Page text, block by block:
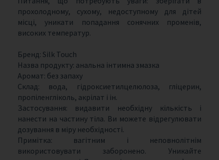
прохолодному, сухому, недоступному для дітей
місці, уникати попадання сонячних променів,
високих температур.
Бренд: Silk Touch
Назва продукту: анальна інтимна змазка
Аромат: без запаху
Склад: вода, гідроксиетилцелюлоза, гліцерин,
пропіленгліколь, акрілат і ін.
Застосування: видавити необхідну кількість і
нанести на частину тіла. Ви можете відрегулювати
дозування в міру необхідності.
Примітка: вагітним і неповнолітнім
використовувати заборонено. Уникайте